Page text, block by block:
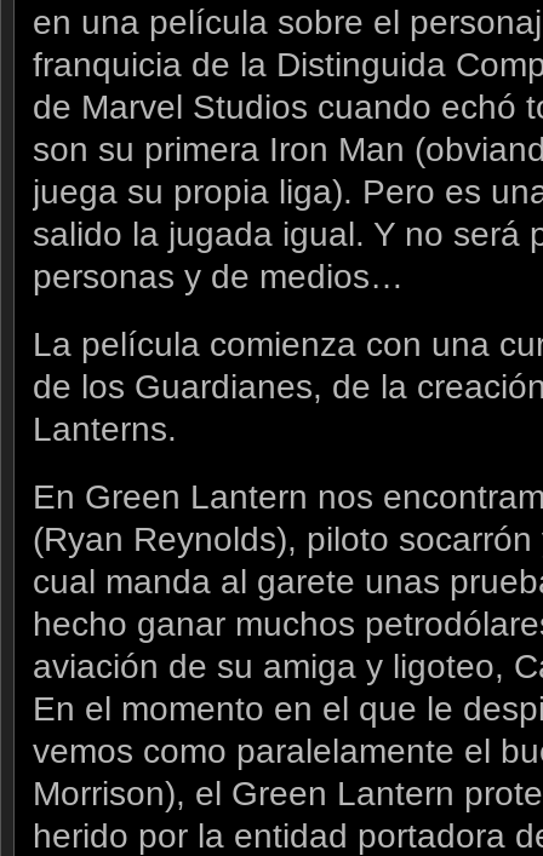
en una película sobre el
franquicia de la Distinguida
de Marvel Studios cuando echó
son su primera Iron Man
juega su propia liga). Pero es
salido la jugada igual. Y no será
personas y de medios…
La película comienza con una
de los Guardianes, de la
Lanterns.
En Green Lantern nos
(Ryan Reynolds), piloto
cual manda al garete unas
hecho ganar muchos
aviación de su amiga y ligoteo,
En el momento en el que le
vemos como paralelamente el
Morrison), el Green Lantern
herido por la entidad portadora